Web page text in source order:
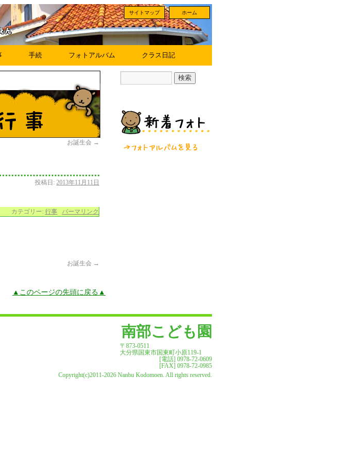
ホーム
サイトマップ
手続 フォトアルバム クラス日記
お誕生会 →
投稿日: 2013年11月11日
カテゴリー: 行事 パーマリンク
お誕生会 →
▲このページの先頭に戻る▲
南部こども園
〒873-0511
大分県国東市国東町小原119-1
[電話] 0978-72-0609
[FAX] 0978-72-0985
Copyright(c)2011-2026 Nanbu Kodomoen. All rights reserved.